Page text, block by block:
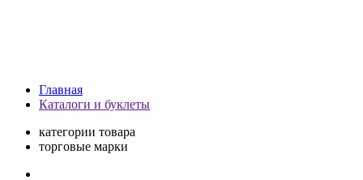
Главная
Каталоги и буклеты
категории товара
торговые марки